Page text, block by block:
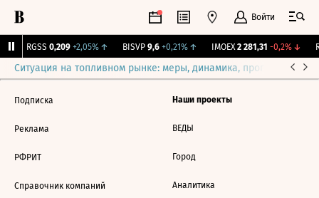
Войти
RGSS 0,209 +2,05%↑ BISVP 9,6 +0,21%↑ IMOEX 2 281,31 -0,2%↓
Ситуация на топливном рынке: меры, динамика, прогнозы
Подписка
Реклама
РФРИТ
Справочник компаний
Наши проекты
ВЕДЫ
Город
Аналитика